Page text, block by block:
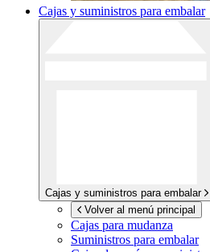
Cajas y suministros para embalar
Cajas y suministros para embalar
Volver al menú principal
Cajas para mudanza
Suministros para embalar